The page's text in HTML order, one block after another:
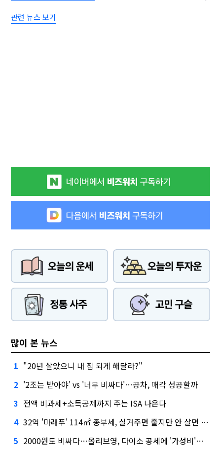
관련 뉴스 보기
많이 본 뉴스
1 "20년 살았으니 내 집 되게 해달라?"
2 '2조는 받아야' vs '너무 비싸다'…공차, 매각 성공할까
3 전액 비과세+소득공제까지 주는 ISA 나온다
4 32억 '마래푸' 114㎡ 종부세, 실거주면 줄지만 안 살면 2.5배
5 2000원도 비싸다…올리브영, 다이소 공세에 '가성비'로 맞불